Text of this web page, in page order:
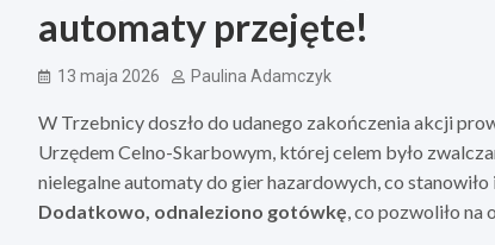
automaty przejęte!
13 maja 2026 Paulina Adamczyk
W Trzebnicy doszło do udanego zakończenia akcji
Urzędem Celno-Skarbowym, której celem było
nielegalne automaty do gier hazardowych, co
Dodatkowo, odnaleziono gotówkę, co pozwoliło na